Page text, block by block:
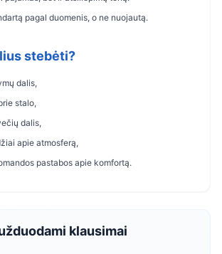
pagal duomenis, o ne nuojautą.
stebėti?
dalis,
stalo,
dalis,
apie atmosferą,
pastabos apie komfortą.
klausimai